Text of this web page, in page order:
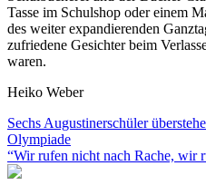
Tasse im Schulshop oder einem
des weiter expandierenden
zufriedene Gesichter beim
waren.
Heiko Weber
Beitragsnavigation
Sechs Augustinerschüler
Olympiade
“Wir rufen nicht nach Rache, wir